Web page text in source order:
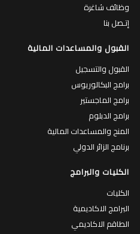
وظائف شاغرة
إتـصل بنا
القبول والمساعدات المالية
القبول والتسجيل
برامج البكالوريوس
برامج الماجستير
برامج الدبلوم
المنح والمساعدات المالية
برنامج الزائر الدولي
الكليات والبرامج
الكليات
البرامج الاكاديمية
الطاقم الاكاديمي